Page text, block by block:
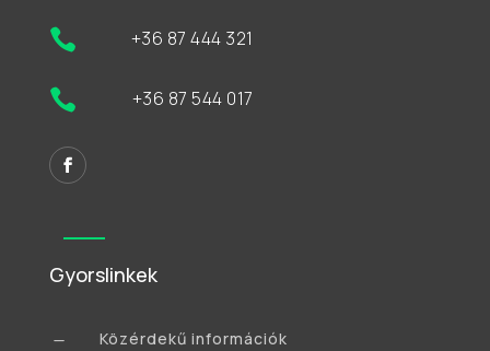
 +36 87 444 321
 +36 87 544 017
Gyorslinkek
K Közérdekű információk